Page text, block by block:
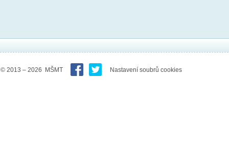
© 2013 – 2026 MŠMT Nastavení soubrů cookies